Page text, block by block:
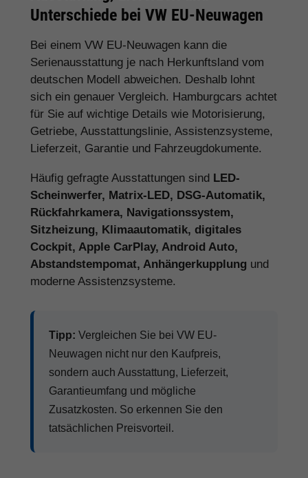
Unterschiede bei VW EU-Neuwagen
Bei einem VW EU-Neuwagen kann die
Serienausstattung je nach Herkunftsland vom
deutschen Modell abweichen. Deshalb lohnt
sich ein genauer Vergleich. Hamburgcars achtet
für Sie auf wichtige Details wie Motorisierung,
Getriebe, Ausstattungslinie, Assistenzsysteme,
Lieferzeit, Garantie und Fahrzeugdokumente.
Häufig gefragte Ausstattungen sind LED-
Scheinwerfer, Matrix-LED, DSG-Automatik,
Rückfahrkamera, Navigationssystem,
Sitzheizung, Klimaautomatik, digitales
Cockpit, Apple CarPlay, Android Auto,
Abstandstempomat, Anhängerkupplung und
moderne Assistenzsysteme.
Tipp: Vergleichen Sie bei VW EU-
Neuwagen nicht nur den Kaufpreis,
sondern auch Ausstattung, Lieferzeit,
Garantieumfang und mögliche
Zusatzkosten. So erkennen Sie den
tatsächlichen Preisvorteil.